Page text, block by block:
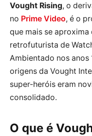
Vought Rising, o
no Prime Video, é o
que mais se
retrofuturista de
Ambientado nos anos
origens da Vought
super-heróis eram
consolidado.
O que é